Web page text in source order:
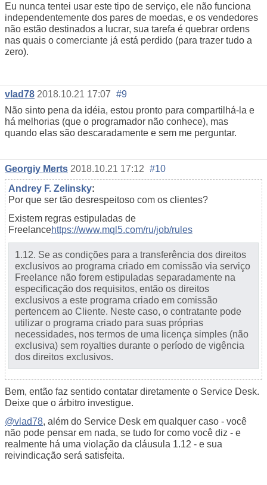
Eu nunca tentei usar este tipo de serviço, ele não funciona
independentemente dos pares de moedas, e os vendedores
não estão destinados a lucrar, sua tarefa é quebrar ordens
nas quais o comerciante já está perdido (para trazer tudo a
zero).
vlad78 2018.10.21 17:07 #9
Não sinto pena da idéia, estou pronto para compartilhá-la e
há melhorias (que o programador não conhece), mas
quando elas são descaradamente e sem me perguntar.
Georgiy Merts 2018.10.21 17:12 #10
Andrey F. Zelinsky:
Por que ser tão desrespeitoso com os clientes?
Existem regras estipuladas de
Freelancehttps://www.mql5.com/ru/job/rules
1.12. Se as condições para a transferência dos direitos
exclusivos ao programa criado em comissão via serviço
Freelance não forem estipuladas separadamente na
especificação dos requisitos, então os direitos
exclusivos a este programa criado em comissão
pertencem ao Cliente. Neste caso, o contratante pode
utilizar o programa criado para suas próprias
necessidades, nos termos de uma licença simples (não
exclusiva) sem royalties durante o período de vigência
dos direitos exclusivos.
Bem, então faz sentido contatar diretamente o Service Desk.
Deixe que o árbitro investigue.
@vlad78, além do Service Desk em qualquer caso - você
não pode pensar em nada, se tudo for como você diz - e
realmente há uma violação da cláusula 1.12 - e sua
reivindicação será satisfeita.